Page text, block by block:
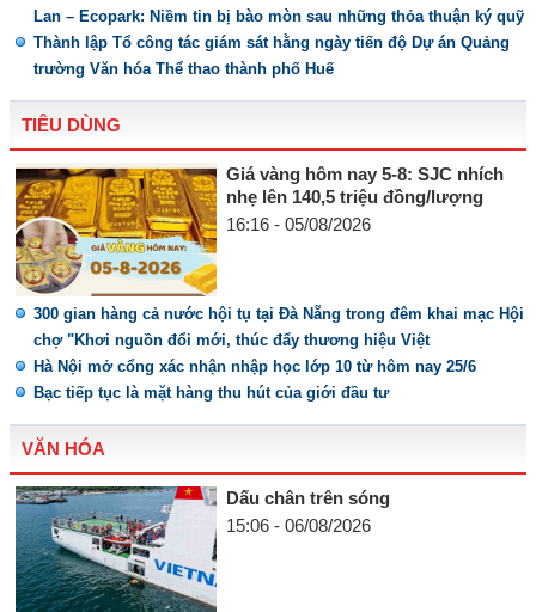
Lan – Ecopark: Niềm tin bị bào mòn sau những thỏa thuận ký quỹ
Thành lập Tổ công tác giám sát hằng ngày tiến độ Dự án Quảng
trường Văn hóa Thể thao thành phố Huế
TIÊU DÙNG
Giá vàng hôm nay 5-8: SJC nhích
nhẹ lên 140,5 triệu đồng/lượng
16:16 - 05/08/2026
300 gian hàng cả nước hội tụ tại Đà Nẵng trong đêm khai mạc Hội
chợ "Khơi nguồn đổi mới, thúc đẩy thương hiệu Việt
Hà Nội mở cổng xác nhận nhập học lớp 10 từ hôm nay 25/6
Bạc tiếp tục là mặt hàng thu hút của giới đầu tư
VĂN HÓA
Dấu chân trên sóng
15:06 - 06/08/2026